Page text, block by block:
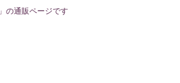
の通販ページです